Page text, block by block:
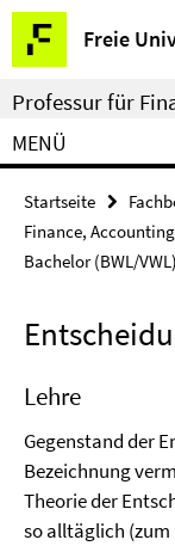
Springe
direkt
zu
Inhalt
Freie
Service-
Navigation
Professur für
MENÜ
Startseite
Finance,
Bachelor (BWL/VWL)
Lehre
Gegenstand der
Bezeichnung
Theorie der
so alltäglich (zum